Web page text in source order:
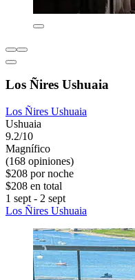
Los Ñires Ushuaia
Los Ñires Ushuaia
Ushuaia
9.2/10
Magnífico
(168 opiniones)
$208 por noche
$208 en total
1 sept - 2 sept
Los Ñires Ushuaia